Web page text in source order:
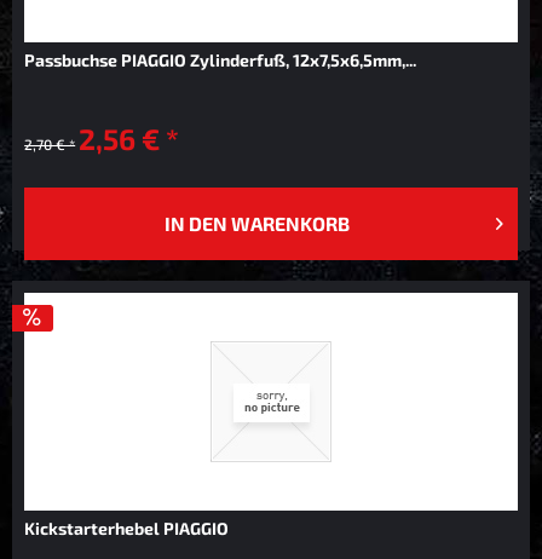
Passbuchse PIAGGIO Zylinderfuß, 12x7,5x6,5mm,...
2,70 € * 2,56 € *
IN DEN WARENKORB
Kickstarterhebel PIAGGIO